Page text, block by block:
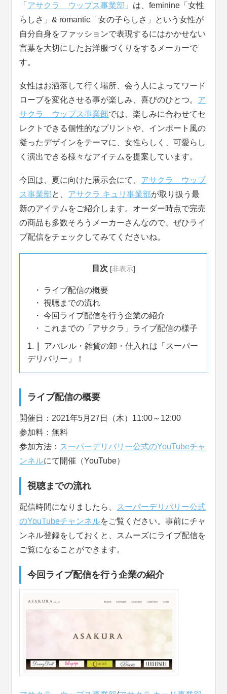
「 アサクラ ウップス事業部 」は、feminine「女性
らしさ」& romantic「女の子らしさ」という女性が
自分自身をファッションで表現するにはかかせない
言葉を大切にしたお洋服づくりをするメーカーで
す。
女性はお洒落して行く場所、会う人によってワード
ローブを変化させる事が楽しみ、喜びのひとつ。 ア
サクラ ウップス事業部では、楽しみに合わせてセ
レクトできる個性的なプリントや、インポート風の
凝ったデザインをテーマに、女性らしく、可愛らし
く演出できる様々なアイテムを提案しています。
今回は、夏に向けた展示会にて、 アサクラ ウップ
ス事業部と、 アサクラ キュリ事業部が取り扱う最
新のアイテムをご紹介します。オーダー時点で完売
の商品も多数そろうメーカーさんなので、ぜひライ
ブ配信をチェックしてみてくださいね。
目次 [非表示]
ライブ配信の概要
視聴までの流れ
今回ライブ配信を行う企業の紹介
これまでの「アサクラ」ライブ配信の様子
1.
アパレル・雑貨の卸・仕入れは「スーパー
デリバリー」！
ライブ配信の概要
開催日：2021年5月27日（木）11:00～12:00
参加料：無料
参加方法： スーパーデリバリー公式のYouTubeチャ
ンネルにて開催（YouTube）
視聴までの流れ
配信時間になりましたら、 スーパーデリバリー公式
のYouTubeチャンネルをご覧ください。事前にチャ
ンネル登録をしておくと、スムーズにライブ配信を
ご覧になることができます。
今回ライブ配信を行う企業の紹介